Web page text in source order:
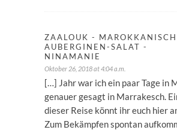
ZAALOUK -
AUBERGINEN-SALAT -
NINAMANIE
Oktober 26, 2018 at 4:04 a.m.
[…] Jahr war ich ein paar Tage in
genauer gesagt in Marrakesch.
dieser Reise könnt ihr euch hier
Zum Bekämpfen spontan